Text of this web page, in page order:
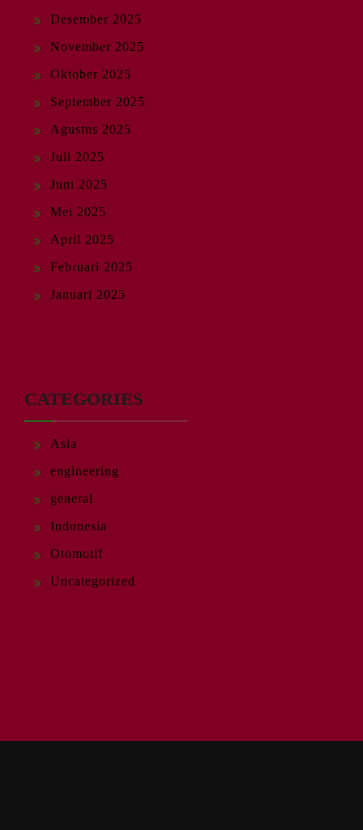
Desember 2025
November 2025
Oktober 2025
September 2025
Agustus 2025
Juli 2025
Juni 2025
Mei 2025
April 2025
Februari 2025
Januari 2025
CATEGORIES
Asia
engineering
general
Indonesia
Otomotif
Uncategorized